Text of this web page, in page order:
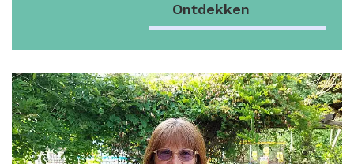
Ontdekken